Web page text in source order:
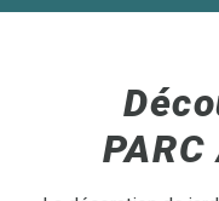
PARC